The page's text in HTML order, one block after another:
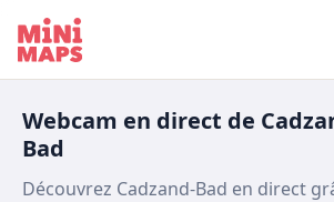
Aller au contenu
Webcam en direct de
Bad
Découvrez Cadzand-Bad en direct